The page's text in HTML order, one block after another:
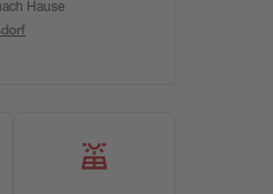
Hause